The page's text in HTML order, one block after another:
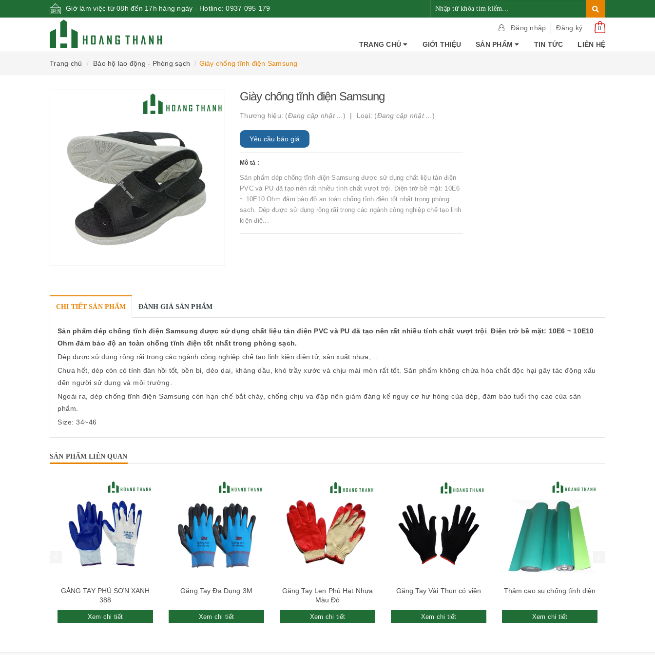
Giờ làm việc từ 08h đến 17h hàng ngày - Hotline:0937 095 179
Đăng nhập Đăng ký 0
TRANG CHỦ GIỚI THIỆU SẢN PHẨM TIN TỨC LIÊN HỆ
Trang chủ Bảo hộ lao động - Phòng sạch Giày chống tĩnh điện Samsung
Giày chống tĩnh điện Samsung
Thương hiệu: (Đang cập nhật ... ) Loại: (Đang cập nhật ... )
Yêu cầu báo giá
Mô tả :
Sản phẩm dép chống tĩnh điện Samsung được sử dụng chất liệu tản điện
PVC và PU đã tạo nên rất nhiều tính chất vượt trội. Điện trở bề mặt: 10E6
~ 10E10 Ohm đảm bảo độ an toàn chống tĩnh điện tốt nhất trong phòng
sạch. Dép được sử dụng rộng rãi trong các ngành công nghiệp chế tạo linh
kiện điệ...
CHI TIẾT SẢN PHẨM ĐÁNH GIÁ SẢN PHẨM
Sản phẩm dép chống tĩnh điện Samsung được sử dụng chất liệu tản điện PVC và PU đã tạo nên rất nhiều tính chất vượt trội .Điện trở bề mặt: 10E6 ~ 10E10
Ohm đảm bảo độ an toàn chống tĩnh điện tốt nhất trong phòng sạch.
Dép được sử dụng rộng rãi trong các ngành công nghiệp chế tạo linh kiện điện tử, sản xuất nhựa,…
Chưa hết, dép còn có tính đàn hồi tốt, bền bỉ, dẻo dai, kháng dầu, khó trầy xước và chịu mài mòn rất tốt. Sản phẩm không chứa hóa chất độc hại gây tác động xấu
đến người sử dụng và môi trường.
Ngoài ra, dép chống tĩnh điện Samsung còn hạn chế bắt cháy, chống chịu va đập nên giảm đáng kể nguy cơ hư hỏng của dép, đảm bảo tuổi thọ cao của sản
phẩm.
Size: 34~46
SẢN PHẨM LIÊN QUAN
Xem nhanh
GĂNG TAY PHỦ SƠN XANH
388
Xem chi tiết
Xem nhanh
Găng Tay Đa Dụng 3M
Xem chi tiết
Xem nhanh
Găng Tay Len Phủ Hạt Nhựa
Màu Đỏ
Xem chi tiết
Găng Tay Vải Thun có viền
Xem chi tiết
Thảm cao su chống tĩnh điện
Xem chi tiết